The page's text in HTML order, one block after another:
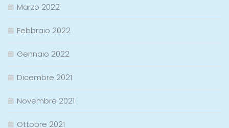
Marzo 2022
Febbraio 2022
Gennaio 2022
Dicembre 2021
Novembre 2021
Ottobre 2021